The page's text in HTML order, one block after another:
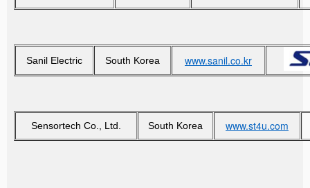
Sanil Electric South Korea www.sanil.co.kr
Sensortech Co., Ltd. South Korea www.st4u.com